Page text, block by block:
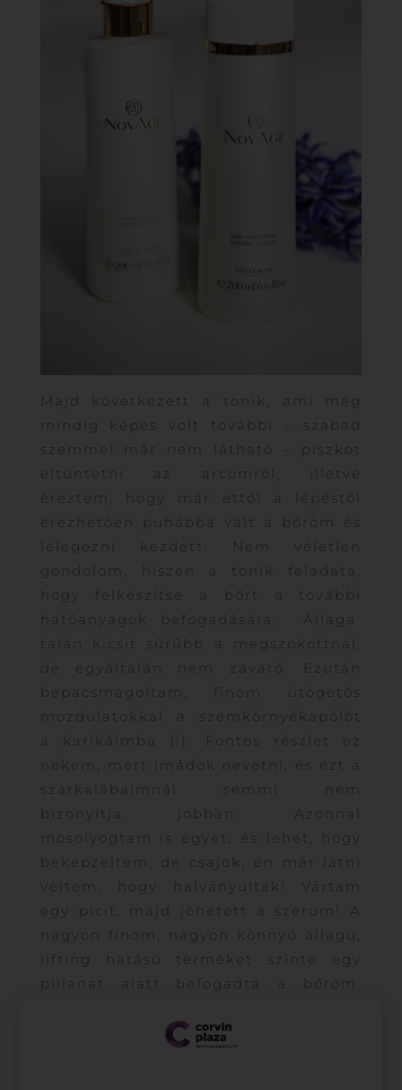
Majd következett a tonik, ami még
mindig képes volt további – szabad
szemmel már nem látható – piszkot
eltüntetni az arcomról, illetve
éreztem, hogy már ettől a lépéstől
érezhetően puhábbá vált a bőröm és
lélegezni kezdett. Nem véletlen
gondolom, hiszen a tonik feladata,
hogy felkészítse a bőrt a további
hatóanyagok befogadására. Állaga
talán kicsit sűrűbb a megszokottnál,
de egyáltalán nem zavaró. Ezután
bepacsmagoltam, finom ütögetős
mozdulatokkal a szemkörnyékapólót
a karikáimba (!). Fontos részlet ez
nekem, mert imádok nevetni, és ezt a
szarkalábaimnál semmi nem
bizonyítja jobban. Azonnal
mosolyogtam is egyet, és lehet, hogy
beképzeltem, de csajok, én már látni
véltem, hogy halványultak! Vártam
egy picit, majd jöhetett a szérum! A
nagyon finom, nagyon könnyű állagú,
lifting hatású terméket szinte egy
pillanat alatt befogadta a bőröm.
vittem fel, de komolyan vártam már